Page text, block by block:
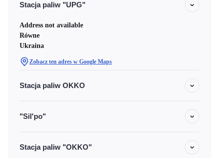
Stacja paliw "UPG"
Address not available
Równe
Ukraina
Zobacz ten adres w Google Maps
Stacja paliw OKKO
"Sil'po"
Stacja paliw "OKKO"